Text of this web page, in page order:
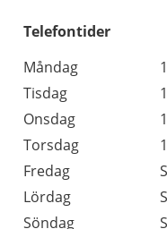
Telefontider
Måndag
Tisdag
Onsdag
Torsdag
Fredag
Lördag
Söndag